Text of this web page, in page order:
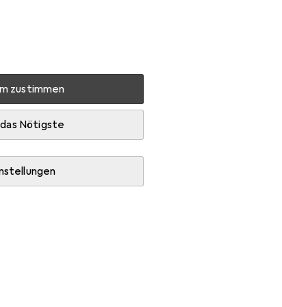
zustimmen
Nötigste